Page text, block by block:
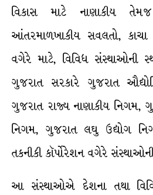
વિકાસ માટે નાણાકીય તેમજ
આંતરમાળખાકીય સવલતો,
વગેરે માટે, વિવિધ સંસ્થાઓની
ગુજરાત સરકારે ગુજરાત
ગુજરાત રાજ્ય નાણાકીય નિગમ,
નિગમ, ગુજરાત લઘુ ઉદ્યોગ
તકનીકી કૉર્પોરેશન વગેરે
આ સંસ્થાઓએ દેશના તથા